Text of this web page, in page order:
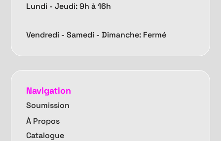
Lundi - Jeudi: 9h à 16h
Vendredi -Samedi - Dimanche: Fermé
Navigation
Soumission
À Propos
Catalogue